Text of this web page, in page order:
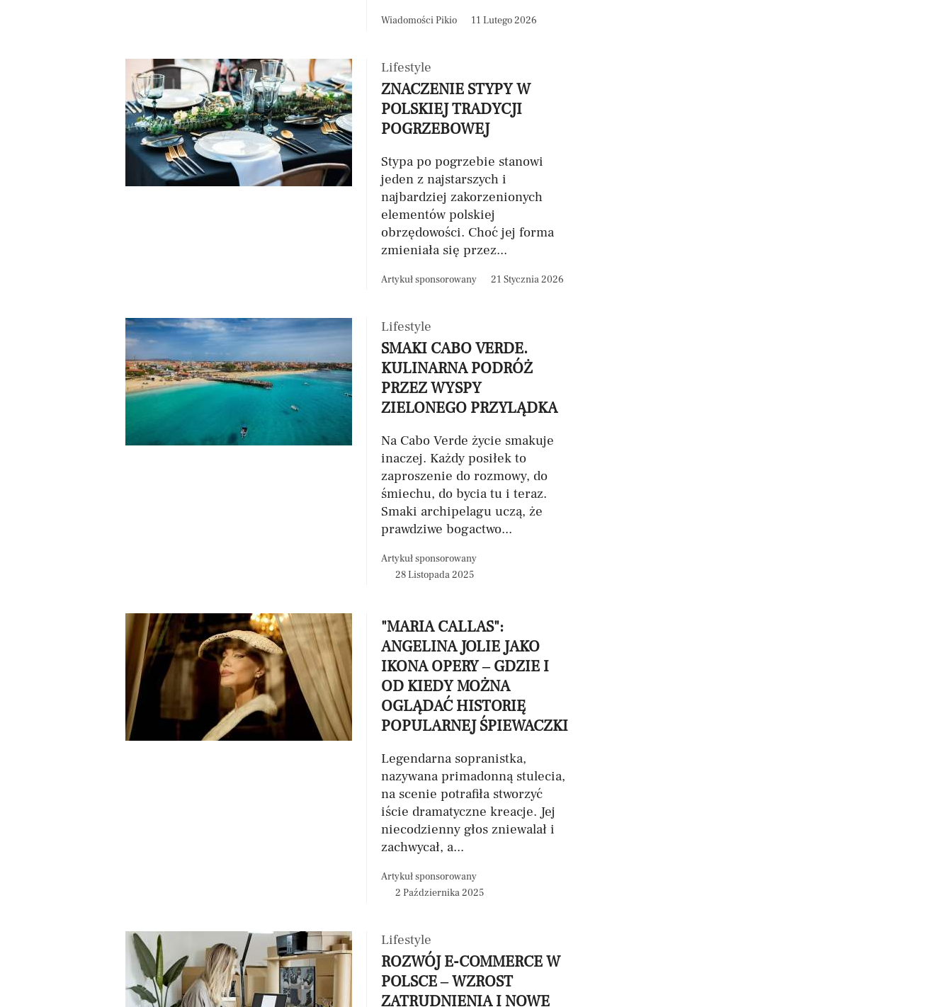
Wiadomości Pikio 11 Lutego 2026
Lifestyle
ZNACZENIE STYPY W
POLSKIEJ TRADYCJI
POGRZEBOWEJ
Stypa po pogrzebie stanowi
jeden z najstarszych i
najbardziej zakorzenionych
elementów polskiej
obrzędowości. Choć jej forma
zmieniała się przez...
Artykuł sponsorowany 21 Stycznia 2026
Lifestyle
SMAKI CABO VERDE.
KULINARNA PODRÓŻ
PRZEZ WYSPY
ZIELONEGO PRZYLĄDKA
Na Cabo Verde życie smakuje
inaczej. Każdy posiłek to
zaproszenie do rozmowy, do
śmiechu, do bycia tu i teraz.
Smaki archipelagu uczą, że
prawdziwe bogactwo...
Artykuł sponsorowany
28 Listopada 2025
"MARIA CALLAS":
ANGELINA JOLIE JAKO
IKONA OPERY – GDZIE I
OD KIEDY MOŻNA
OGLĄDAĆ HISTORIĘ
POPULARNEJ ŚPIEWACZKI
Legendarna sopranistka,
nazywana primadonną stulecia,
na scenie potrafiła stworzyć
iście dramatyczne kreacje. Jej
niecodzienny głos zniewalał i
zachwycał, a...
Artykuł sponsorowany
2 Października 2025
Lifestyle
ROZWÓJ E-COMMERCE W
POLSCE – WZROST
ZATRUDNIENIA I NOWE